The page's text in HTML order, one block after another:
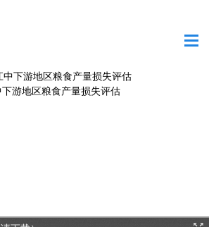
作物灾情的长江中下游地区粮食产量损失
游地区粮食产量损失评估